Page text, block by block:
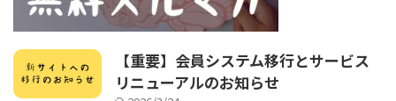
【重要】会員システム移行とサービス
リニューアルのお知らせ